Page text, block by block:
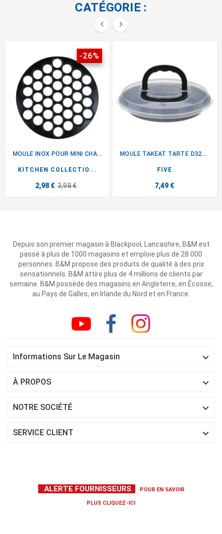
CATÉGORIE :
 
-26%
MOULE INOX POUR MINI CHAUSSON
KITCHEN COLLECTIO...
2,98 € 3,98 €
MOULE TAKEAT TARTE D32CM
FIVE
7,49 €
Depuis son premier magasin à Blackpool, Lancashire, B&M est
passé à plus de 1000 magasins et emploie plus de 28 000
personnes. B&M propose des produits de qualité à des prix
sensationnels. B&M attire plus de 4 millions de clients par
semaine. B&M possède des magasins en Angleterre, en Écosse,
au Pays de Galles, en Irlande du Nord et en France.
Informations Sur Le Magasin 
À PROPOS 
NOTRE SOCIÉTÉ 
SERVICE CLIENT 
ALERTE FOURNISSEURS POUR EN SAVOIR
PLUS CLIQUEZ-ICI